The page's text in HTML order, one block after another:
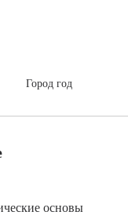
Город год
основы